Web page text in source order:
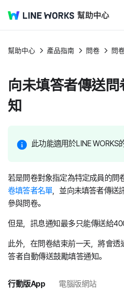
幫助中心 產品指南 問卷 問
向未填答者傳送問
知
此功能適用於LINE WORKS
若是問卷對象指定為特定成員的問
卷填答者名單，並向未填答者傳送
參與問卷。
但是，訊息通知最多只能傳送給
此外，在問卷結束前一天，將會
答者自動傳送鼓勵填答通知。
行動版App 電腦版網站